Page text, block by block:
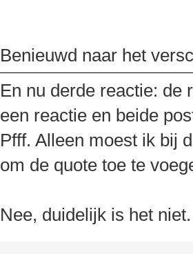
Benieuwd naar het
En nu derde reactie: de
een reactie en beide
Pfff. Alleen moest ik bij
om de quote toe te
Nee, duidelijk is het niet.